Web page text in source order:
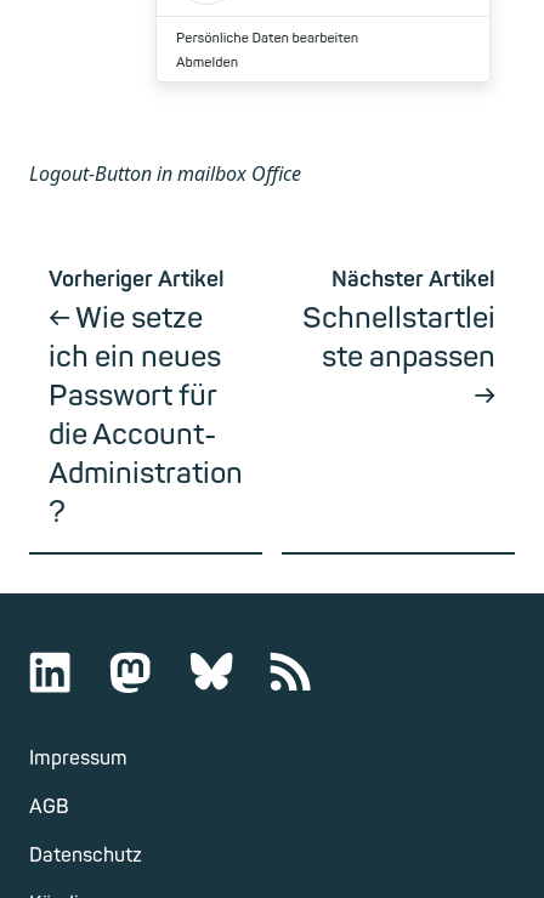
Logout-Button in mailbox Office
Vorheriger Artikel
Wie setze
ich ein neues
Passwort für
die Account-
Administration
?
Nächster Artikel
Schnellstartlei
ste anpassen
Impressum
AGB
Datenschutz